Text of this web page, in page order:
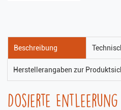
Beschreibung
Herstellerangaben zur
Dosierte